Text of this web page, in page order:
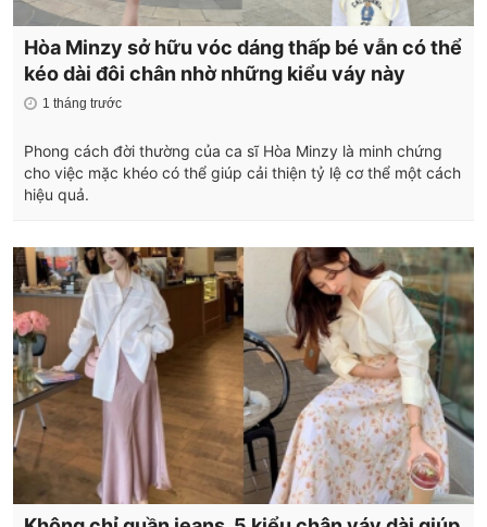
Hòa Minzy sở hữu vóc dáng thấp bé vẫn có thể
kéo dài đôi chân nhờ những kiểu váy này
1 tháng trước
Phong cách đời thường của ca sĩ Hòa Minzy là minh chứng
cho việc mặc khéo có thể giúp cải thiện tỷ lệ cơ thể một cách
hiệu quả.